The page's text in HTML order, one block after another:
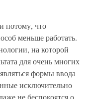
потому, что
меньше работать.
на которой
для очень многих
формы ввода
исключительно
не беспокоятся о